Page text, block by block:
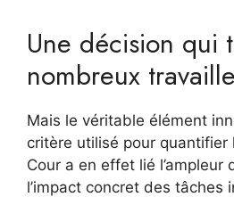
Une décision qui
nombreux
Mais le véritable élément
critère utilisé pour quantifier
Cour a en effet lié l’ampleur
l’impact concret des tâches